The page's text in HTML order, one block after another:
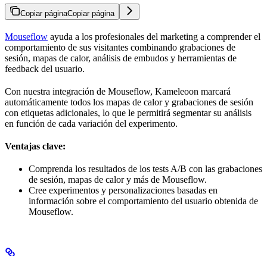
Copiar páginaCopiar página
Mouseflow ayuda a los profesionales del marketing a comprender el
comportamiento de sus visitantes combinando grabaciones de
sesión, mapas de calor, análisis de embudos y herramientas de
feedback del usuario.
Con nuestra integración de Mouseflow, Kameleoon marcará
automáticamente todos los mapas de calor y grabaciones de sesión
con etiquetas adicionales, lo que le permitirá segmentar su análisis
en función de cada variación del experimento.
Ventajas clave:
Comprenda los resultados de los tests A/B con las grabaciones
de sesión, mapas de calor y más de Mouseflow.
Cree experimentos y personalizaciones basadas en
información sobre el comportamiento del usuario obtenida de
Mouseflow.